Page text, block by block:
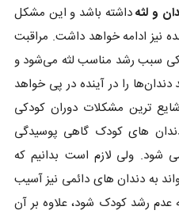
و لثهداشته باشد و این مشکل
نیز ادامه خواهد داشت. مراقبت
سبب رشد مناسب لثه می‌شود و
را در آینده در پی خواهد
ترین مشکلات دوران کودکی
های کودک گاهی پوسیدگی
شود. ولی لازم است بدانیم که
به دندان های دائمی نیز آسیب
عدم رشد کودک شود، علاوه بر آن